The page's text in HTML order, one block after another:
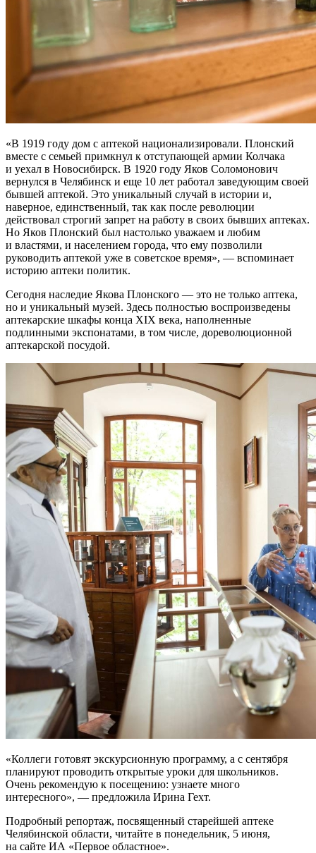
«В 1919 году дом с аптекой национализировали. Плонский
вместе с семьей примкнул к отступающей армии Колчака
и уехал в Новосибирск. В 1920 году Яков Соломонович
вернулся в Челябинск и еще 10 лет работал заведующим своей
бывшей аптекой. Это уникальный случай в истории и,
наверное, единственный, так как после революции
действовал строгий запрет на работу в своих бывших аптеках.
Но Яков Плонский был настолько уважаем и любим
и властями, и населением города, что ему позволили
руководить аптекой уже в советское время», — вспоминает
историю аптеки политик.
Сегодня наследие Якова Плонского — это не только аптека,
но и уникальный музей. Здесь полностью воспроизведены
аптекарские шкафы конца XIX века, наполненные
подлинными экспонатами, в том числе, дореволюционной
аптекарской посудой.
«Коллеги готовят экскурсионную программу, а с сентября
планируют проводить открытые уроки для школьников.
Очень рекомендую к посещению: узнаете много
интересного», — предложила Ирина Гехт.
Подробный репортаж, посвященный старейшей аптеке
Челябинской области, читайте в понедельник, 5 июня,
на сайте ИА «Первое областное».